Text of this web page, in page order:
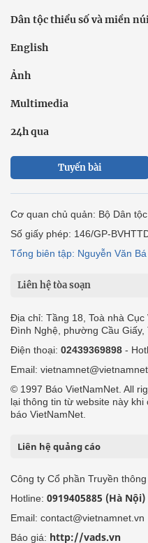
Dân tộc thiểu số và miền
English
Ảnh
Multimedia
24h qua
Tuyến bài
Cơ quan chủ quản: Bộ Dân
Số giấy phép: 146/GP-
Tổng biên tập: Nguyễn Văn Bá
Liên hệ tòa soạn
Địa chỉ: Tầng 18, Toà nhà
Đình Nghệ, phường Cầu Giấy,
Điện thoại: 02439369898 -
Email:
© 1997 Báo VietNamNet. All
lại thông tin từ website này
báo VietNamNet.
Liên hệ quảng cáo
Công ty Cổ phần Truyền
Hotline: 0919405885 (Hà Nội)
Email: contact@vietnamnet.vn
Báo giá: http://vads.vn